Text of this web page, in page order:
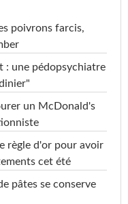
poivrons farcis,
: une pédopsychiatre
un McDonald's
règle d'or pour avoir
cet été
pâtes se conserve